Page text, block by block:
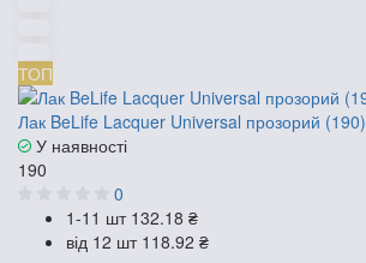
ТОП
Лак BeLife Lacquer Universal прозорий (190)
У наявності
190
0
1-11 шт 132.18 ₴
від 12 шт 118.92 ₴